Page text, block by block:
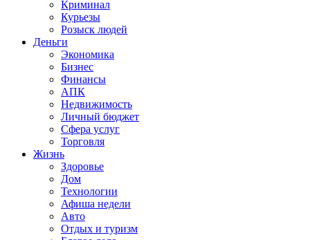
Криминал
Курьезы
Розыск людей
Деньги
Экономика
Бизнес
Финансы
АПК
Недвижимость
Личный бюджет
Сфера услуг
Торговля
Жизнь
Здоровье
Дом
Технологии
Афиша недели
Авто
Отдых и туризм